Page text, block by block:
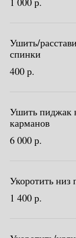
Ушить/
спинки
400 р.
Ушить пиджак
карманов
6 000 р.
Укоротить низ
1 400 р.
Пройдите тест и
Нужен
костюм